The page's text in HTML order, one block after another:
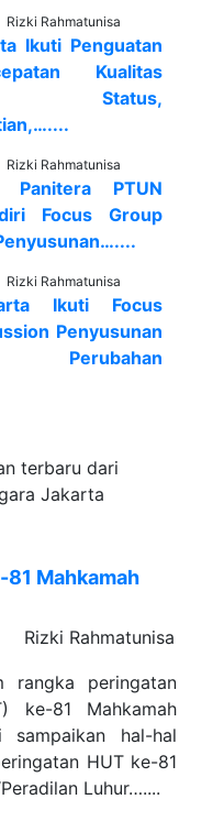
Rizki Rahmatunisa
Ikuti Penguatan
Kualitas
Status,
Rizki Rahmatunisa
Panitera PTUN
Focus Group
Rizki Rahmatunisa
Ikuti Focus
Penyusunan
Perubahan
terbaru dari
Jakarta
81 Mahkamah
Rizki Rahmatunisa
rangka peringatan
ke-81 Mahkamah
hal-hal
HUT ke-81
Luhur…....